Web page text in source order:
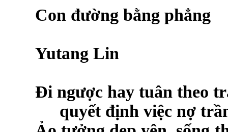
Con đường bằng phẳng
Yutang Lin
Đi ngược hay tuân theo
quyết định việc nợ